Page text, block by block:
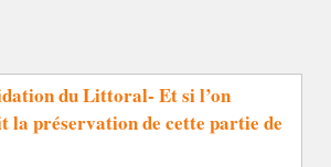
du Littoral- Et si l’on
la préservation de cette partie de